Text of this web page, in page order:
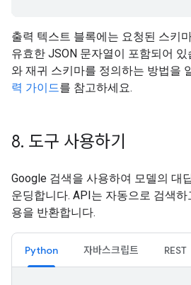
출력 텍스트 블록에는 요청된 스키
유효한 JSON 문자열이 포함되어
와 재귀 스키마를 정의하는 방법을
력 가이드를 참고하세요.
8. 도구 사용하기
Google 검색을 사용하여 모델의 대
운딩합니다. API는 자동으로 검색하
용을 반환합니다.
Python 자바스크립트 REST